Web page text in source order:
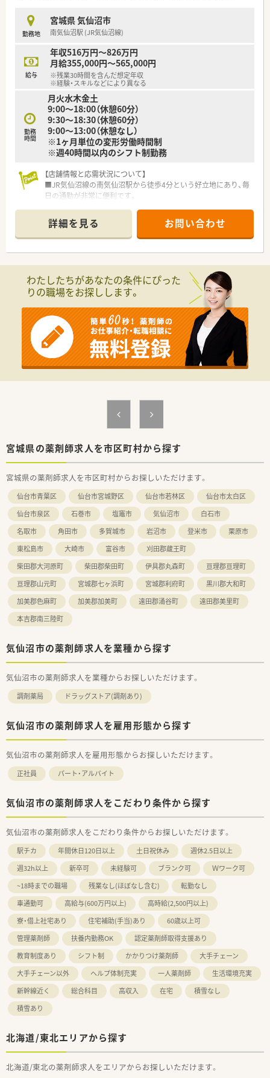
積極的に挑戦し続ける姿勢を大切にしています。
【こんな方にオススメ】
■総合科目の処方箋に触れながら幅広い薬学知識を身につけ、薬
剤師としての専門性を高めたい方に最適です。
■在宅医療のノウハウをしっかりと学び、地域医療の最前線で貢
献したいと考えている方におすすめの職場です。
■プライベートの時間も大切にしながら、安定した収入と充実し
た福利厚生の中で長く働きたい方に向いています。
勤務地
宮城県 気仙沼市
南気仙沼駅 (JR気仙沼線)
給与
年収516万円～826万円
月給355,000円～565,000円
※残業30時間を含んだ想定年収
※経験・スキルなどにより異なる
勤務
時間
月火水木金土
9:00～18:00（休憩60分）
9:30～18:30（休憩60分）
9:00～13:00（休憩なし）
※1ヶ月単位の変形労働時間制
※週40時間以内のシフト制勤務
【店舗情報と応需状況について】
■JR気仙沼線の南気仙沼駅から徒歩4分という好立地にあり、毎
日の通勤が非常に便利です。
理なく対応しています。
■現在は常勤の薬剤師2名体制で運営しており、互いに連携を取
りながら業務を行っています。
■医療や介護、福祉など5つの柱を持つ健康の総合商社として、
安定した経営基盤があります。
■在宅医療の分野で長年の実績と豊富なノウハウを持ち、地域医
■新しい取り組みに積極的で、ドライブスルー薬局の設置など先
進的な薬局運営を行っています。
【こんな方にオススメ】
■内科の処方箋に特化して経験を積み、専門性を高めたいと考え
ている方に最適です。
■福利厚生や研修制度が整った安定企業で、長期的なキャリアを
■患者様との対話時間を大切にし、落ち着いた環境で丁寧な仕事
をしたい方に適しています。
詳細を見る お問い合わせ
わたしたちがあなたの条件にぴった
りの職場をお探しします。
宮城県の薬剤師求人を市区町村から探す
宮城県の薬剤師求人を市区町村からお探しいただけます。
仙台市青葉区 仙台市宮城野区 仙台市若林区
仙台市太白区
仙台市泉区
石巻市 塩竈市 気仙沼市
白石市
名取市
角田市 多賀城市 岩沼市 登米市
栗原市
東松島市
大崎市 富谷市
刈田郡蔵王町
柴田郡大河原町
柴田郡柴田町 伊具郡丸森町
亘理郡亘理町
亘理郡山元町
宮城郡七ヶ浜町 宮城郡利府町
黒川郡大和町
加美郡色麻町
加美郡加美町 遠田郡涌谷町
遠田郡美里町
本吉郡南三陸町
気仙沼市の薬剤師求人を業種から探す
気仙沼市の薬剤師求人を業種からお探しいただけます。
調剤薬局 ドラッグストア(調剤あり)
気仙沼市の薬剤師求人を雇用形態から探す
気仙沼市の薬剤師求人を雇用形態からお探しいただけます。
正社員 パート・アルバイト
気仙沼市の薬剤師求人をこだわり条件から探す
気仙沼市の薬剤師求人をこだわり条件からお探しいただけます。
駅チカ 年間休日120日以上 土日祝休み
週休2.5日以上
週32h以上
新卒可 未経験可 ブランク可
Ｗワーク可
~18時までの職場
残業なし(ほぼなし含む)
転勤なし
車通勤可
高給与(600万円以上)
高時給(2,500円以上)
寮・借上社宅あり
住宅補助(手当)あり
60歳以上可
管理薬剤師
扶養内勤務OK
認定薬剤師取得支援あり
教育制度あり
シフト制 かかりつけ薬剤師
大手チェーン
大手チェーン以外
ヘルプ体制充実 一人薬剤師
生活環境充実
新幹線近く
総合科目 高収入 在宅
積雪なし
積雪あり
北海道/東北エリアから探す
北海道/東北の薬剤師求人をエリアからお探しいただけます。